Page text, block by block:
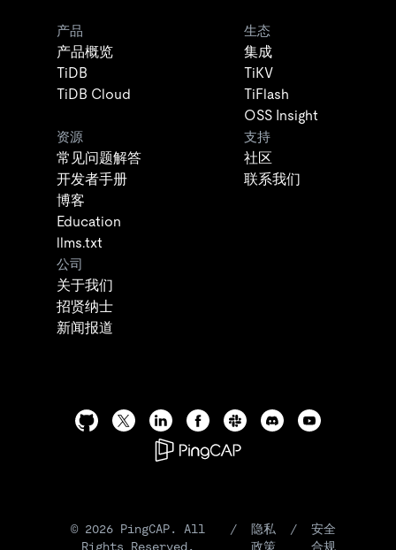
产品
产品概览
TiDB
TiDB Cloud
生态
集成
TiKV
TiFlash
OSS Insight
资源
常见问题解答
开发者手册
博客
Education
llms.txt
支持
社区
联系我们
公司
关于我们
招贤纳士
新闻报道
© 2026 PingCAP. All
Rights Reserved.
/
隐私
政策
/
安全
合规